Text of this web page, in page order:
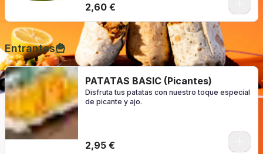
2,60 €
Entrantes🍟
PATATAS BASIC (Picantes)
Disfruta tus patatas con nuestro toque especial
de picante y ajo.
2,95 €